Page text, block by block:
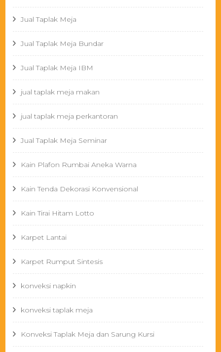
Jual Taplak Meja
Jual Taplak Meja Bundar
Jual Taplak Meja IBM
jual taplak meja makan
jual taplak meja perkantoran
Jual Taplak Meja Seminar
Kain Plafon Rumbai Aneka Warna
Kain Tenda Dekorasi Konvensional
Kain Tirai Hitam Lotto
Karpet Lantai
Karpet Rumput Sintesis
konveksi napkin
konveksi taplak meja
Konveksi Taplak Meja dan Sarung Kursi